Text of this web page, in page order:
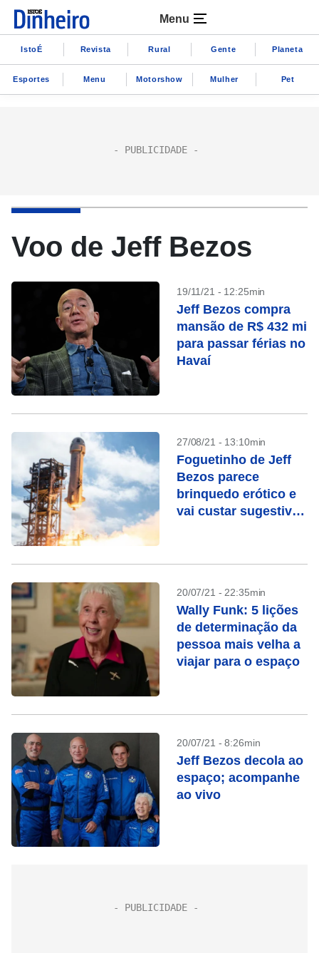
Menu
IstoÉ Revista Rural Gente Planeta
Esportes Menu Motorshow Mulher Pet
Voo de Jeff Bezos
19/11/21 - 12:25min
Jeff Bezos compra
mansão de R$ 432 mi
para passar férias no
Havaí
27/08/21 - 13:10min
Foguetinho de Jeff
Bezos parece
brinquedo erótico e
vai custar sugestivos
20/07/21 - 22:35min
Wally Funk: 5 lições
de determinação da
pessoa mais velha a
viajar para o espaço
20/07/21 - 8:26min
Jeff Bezos decola ao
espaço; acompanhe
ao vivo